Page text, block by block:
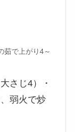
茹で上がり4～
さじ4）・
弱火で炒